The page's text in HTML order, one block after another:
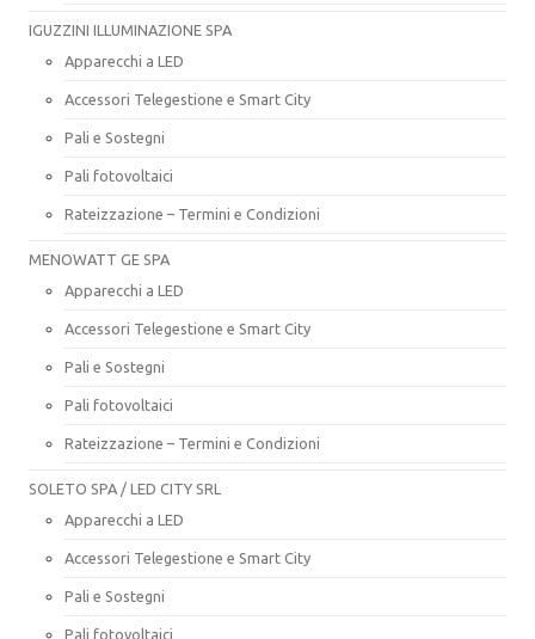
IGUZZINI ILLUMINAZIONE SPA
Apparecchi a LED
Accessori Telegestione e Smart City
Pali e Sostegni
Pali fotovoltaici
Rateizzazione – Termini e Condizioni
MENOWATT GE SPA
Apparecchi a LED
Accessori Telegestione e Smart City
Pali e Sostegni
Pali fotovoltaici
Rateizzazione – Termini e Condizioni
SOLETO SPA / LED CITY SRL
Apparecchi a LED
Accessori Telegestione e Smart City
Pali e Sostegni
Pali fotovoltaici